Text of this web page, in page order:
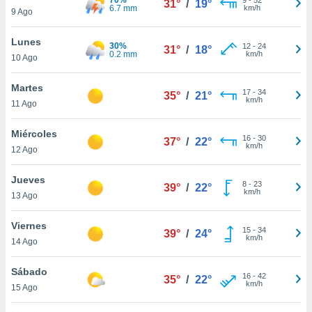
más
nuestra
y
de
disponible
cookies
aceptar
9 Ago
6.7 mm
31° / 19°
km/h
Lunes
10 Ago
30%
0.2 mm
31° / 18° 12- 24
km/h
Martes
11 Ago
35° / 21° 17- 34
km/h
Miércoles
12 Ago
37° / 22° 16- 30
km/h
Jueves
13 Ago
39° / 22° 8- 23
km/h
Viernes
14 Ago
39° / 24° 15- 34
km/h
Sábado
15 Ago
35° / 22° 16- 42
km/h